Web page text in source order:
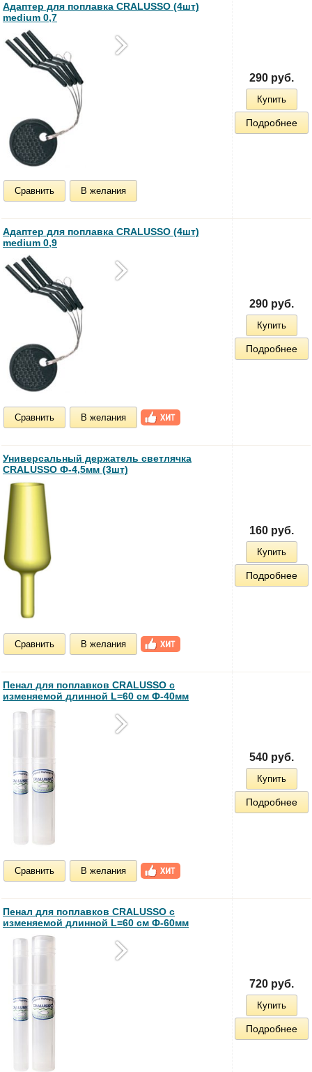
Адаптер для поплавка CRALUSSO (4шт)
medium 0,7
Сравнить В желания
290 руб.
Купить
Подробнее
Адаптер для поплавка CRALUSSO (4шт)
medium 0,9
Сравнить В желания
290 руб.
Купить
Подробнее
Универсальный держатель светлячка
CRALUSSO Ф-4,5мм (3шт)
Сравнить В желания
160 руб.
Купить
Подробнее
Пенал для поплавков CRALUSSO с
изменяемой длинной L=60 см Ф-40мм
Сравнить В желания
540 руб.
Купить
Подробнее
Пенал для поплавков CRALUSSO с
изменяемой длинной L=60 см Ф-60мм
720 руб.
Купить
Подробнее